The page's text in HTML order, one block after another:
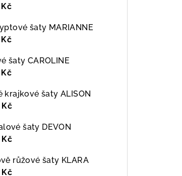
šaty MARIANNE
šaty CAROLINE
krajkové šaty ALISON
Kč
šaty DEVON
Kč
růžové šaty KLARA
Kč